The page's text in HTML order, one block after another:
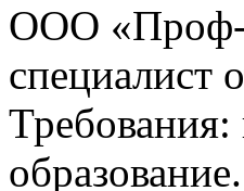
ООО «Проф-
специалист